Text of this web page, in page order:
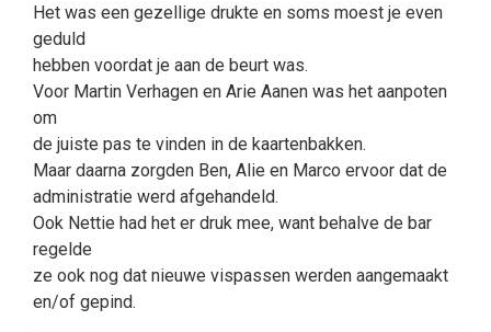
Het was een gezellige drukte en soms moest je even
geduld
hebben voordat je aan de beurt was.
Voor Martin Verhagen en Arie Aanen was het aanpoten
om
de juiste pas te vinden in de kaartenbakken.
Maar daarna zorgden Ben, Alie en Marco ervoor dat de
administratie werd afgehandeld.
Ook Nettie had het er druk mee, want behalve de bar
regelde
ze ook nog dat nieuwe vispassen werden aangemaakt
en/of gepind.